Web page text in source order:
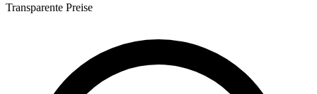
Transparente Preise